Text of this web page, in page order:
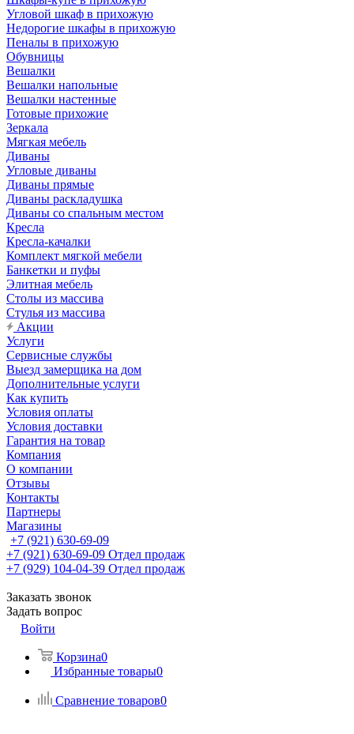
Угловой шкаф в прихожую
Недорогие шкафы в прихожую
Пеналы в прихожую
Обувницы
Вешалки
Вешалки напольные
Вешалки настенные
Готовые прихожие
Зеркала
Мягкая мебель
Диваны
Угловые диваны
Диваны прямые
Диваны раскладушка
Диваны со спальным местом
Кресла
Кресла-качалки
Комплект мягкой мебели
Банкетки и пуфы
Элитная мебель
Столы из массива
Стулья из массива
Акции
Услуги
Сервисные службы
Выезд замерщика на дом
Дополнительные услуги
Как купить
Условия оплаты
Условия доставки
Гарантия на товар
Компания
О компании
Отзывы
Контакты
Партнеры
Магазины
+7 (921) 630-69-09
+7 (921) 630-69-09 Отдел продаж
+7 (929) 104-04-39 Отдел продаж
Заказать звонок
Задать вопрос
Войти
Корзина0
Избранные товары0
Сравнение товаров0